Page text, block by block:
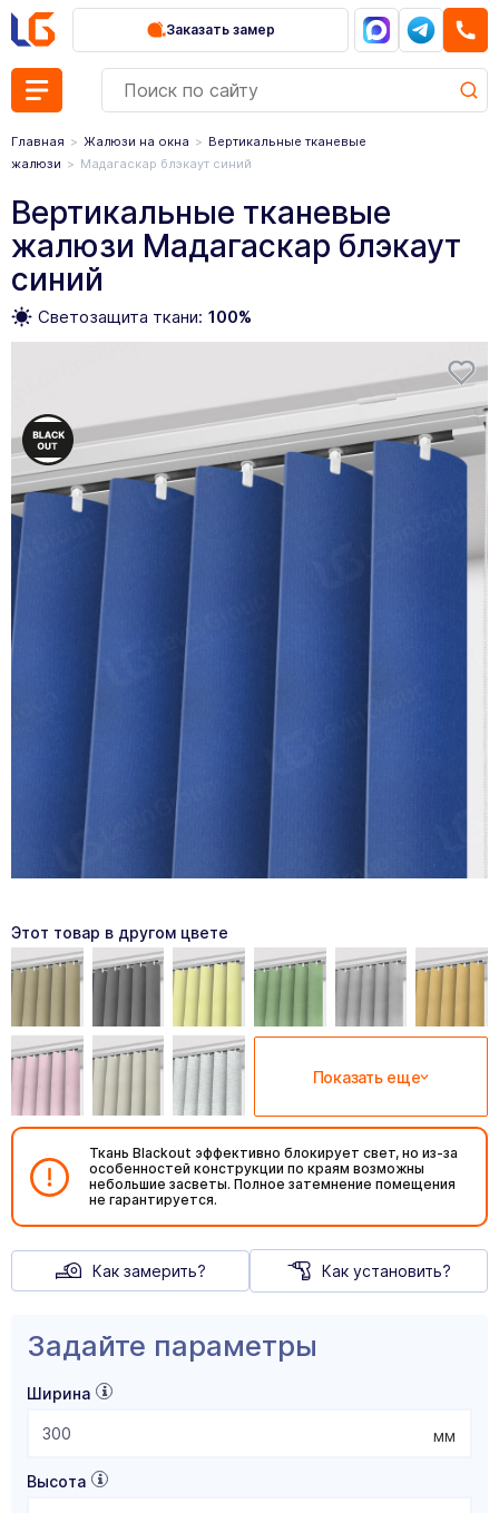
Заказать замер
Главная Жалюзи на окна
Вертикальные тканевые
жалюзи
Мадагаскар блэкаут синий
Вертикальные тканевые
жалюзи Мадагаскар блэкаут
синий
Светозащита ткани: 100%
Этот товар в другом цвете
Показать еще
Ткань Blackout эффективно блокирует свет, но из-за
особенностей конструкции по краям возможны
небольшие засветы. Полное затемнение помещения
не гарантируется.
Как замерить? Как установить?
Задайте параметры
Ширина
мм
Высота